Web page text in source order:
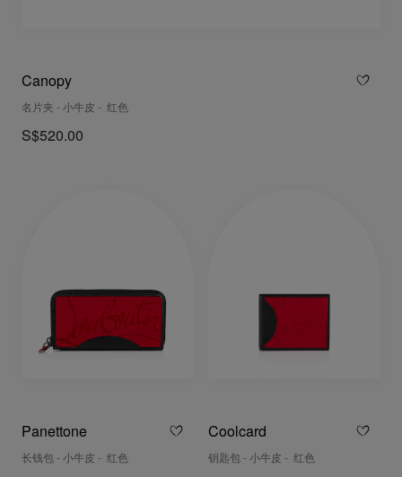
Canopy
名片夹 - 小牛皮 - 红色
S$520.00
Panettone
长钱包 - 小牛皮 - 红色
Coolcard
钥匙包 - 小牛皮 - 红色